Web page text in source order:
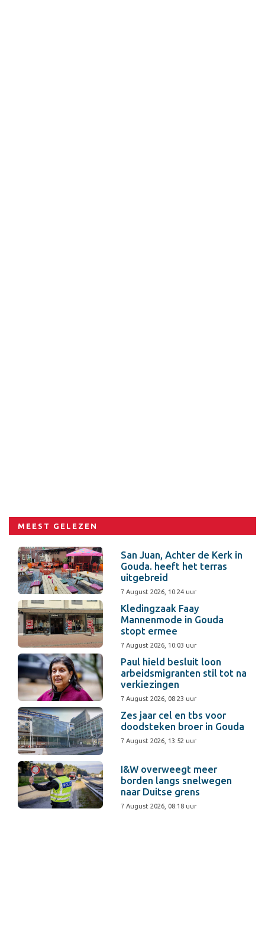
MEEST GELEZEN
San Juan, Achter de Kerk in
Gouda. heeft het terras
uitgebreid
7 August 2026, 10:24 uur
Kledingzaak Faay
Mannenmode in Gouda
stopt ermee
7 August 2026, 10:03 uur
Paul hield besluit loon
arbeidsmigranten stil tot na
verkiezingen
7 August 2026, 08:23 uur
Zes jaar cel en tbs voor
doodsteken broer in Gouda
7 August 2026, 13:52 uur
I&W overweegt meer
borden langs snelwegen
naar Duitse grens
7 August 2026, 08:18 uur